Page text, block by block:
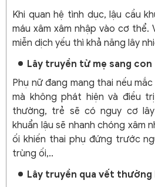
Khi quan hệ tình dục, lậu cầu
máu xâm xâm nhập vào cơ thể.
miễn dịch yếu thì khả năng lây
Lây truyền từ mẹ sang con
Phụ nữ đang mang thai nếu
mà không phát hiện và điều
thường, trẻ sẽ có nguy cơ lây
khuẩn lậu sẽ nhanh chóng xâm
ối khiến thai phụ đứng trước
trùng ối,..
Lây truyền qua vết thường